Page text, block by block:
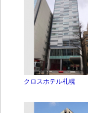
クロスホテル札幌